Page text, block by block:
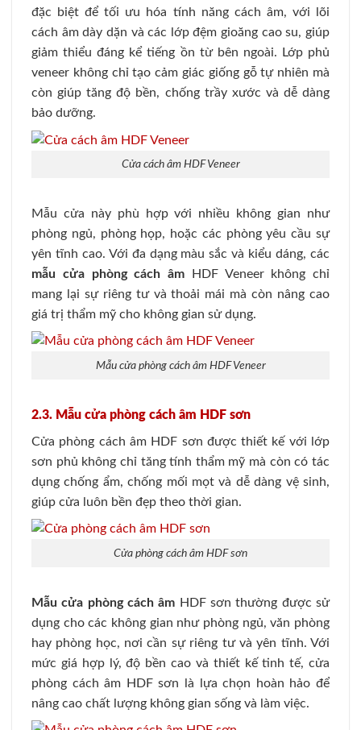
đặc biệt để tối ưu hóa tính năng cách âm, với lõi
cách âm dày dặn và các lớp đệm gioăng cao su, giúp
giảm thiểu đáng kể tiếng ồn từ bên ngoài. Lớp phủ
veneer không chỉ tạo cảm giác giống gỗ tự nhiên mà
còn giúp tăng độ bền, chống trầy xước và dễ dàng
bảo dưỡng.
Cửa cách âm HDF Veneer
Mẫu cửa này phù hợp với nhiều không gian như
phòng ngủ, phòng họp, hoặc các phòng yêu cầu sự
yên tĩnh cao. Với đa dạng màu sắc và kiểu dáng, các
mẫu cửa phòng cách âm HDF Veneer không chỉ
mang lại sự riêng tư và thoải mái mà còn nâng cao
giá trị thẩm mỹ cho không gian sử dụng.
Mẫu cửa phòng cách âm HDF Veneer
2.3. Mẫu cửa phòng cách âm HDF sơn
Cửa phòng cách âm HDF sơn được thiết kế với lớp
sơn phủ không chỉ tăng tính thẩm mỹ mà còn có tác
dụng chống ẩm, chống mối mọt và dễ dàng vệ sinh,
giúp cửa luôn bền đẹp theo thời gian.
Cửa phòng cách âm HDF sơn
Mẫu cửa phòng cách âm HDF sơn thường được sử
dụng cho các không gian như phòng ngủ, văn phòng
hay phòng học, nơi cần sự riêng tư và yên tĩnh. Với
mức giá hợp lý, độ bền cao và thiết kế tinh tế, cửa
phòng cách âm HDF sơn là lựa chọn hoàn hảo để
nâng cao chất lượng không gian sống và làm việc.